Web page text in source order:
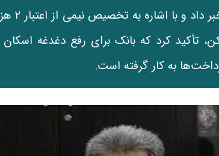
«جنگ
تأکید کرد که بانک برای رفع دغدغه
به کار گرفته است.